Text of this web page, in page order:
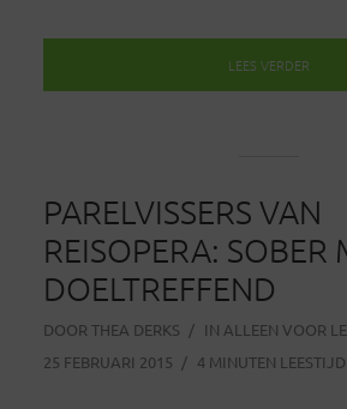
LEES VERDER
PARELVISSERS VAN
REISOPERA: SOBER
DOELTREFFEND
DOOR THEA DERKS IN ALLEEN VOOR
25 FEBRUARI 2015
4 MINUTEN LEESTIJD